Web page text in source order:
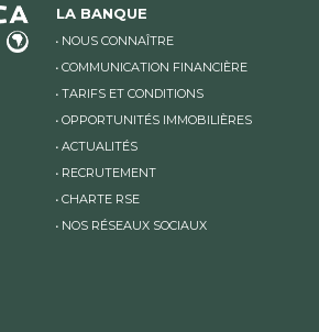
LA BANQUE
NOUS CONNAÎTRE
COMMUNICATION FINANCIÈRE
TARIFS ET CONDITIONS
OPPORTUNITÉS IMMOBILIÈRES
ACTUALITÉS
RECRUTEMENT
CHARTE RSE
NOS RÉSEAUX SOCIAUX